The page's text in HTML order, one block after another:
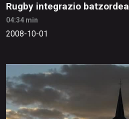
Rugby integrazio batzordea
04:34 min
2008-10-01